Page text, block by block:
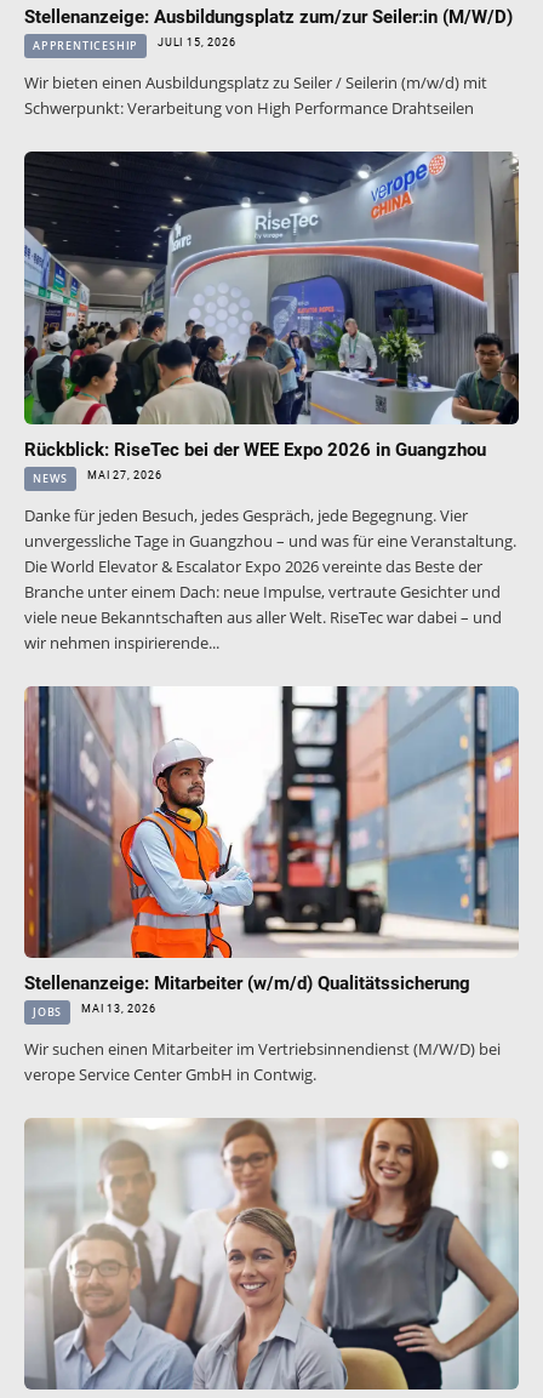
Stellenanzeige: Ausbildungsplatz zum/zur Seiler:in (M/W/D)
APPRENTICESHIP JULI 15, 2026
Wir bieten einen Ausbildungsplatz zu Seiler / Seilerin (m/w/d) mit
Schwerpunkt: Verarbeitung von High Performance Drahtseilen
Rückblick: RiseTec bei der WEE Expo 2026 in Guangzhou
NEWS MAI 27, 2026
Danke für jeden Besuch, jedes Gespräch, jede Begegnung. Vier
unvergessliche Tage in Guangzhou – und was für eine Veranstaltung.
Die World Elevator & Escalator Expo 2026 vereinte das Beste der
Branche unter einem Dach: neue Impulse, vertraute Gesichter und
viele neue Bekanntschaften aus aller Welt. RiseTec war dabei – und
wir nehmen inspirierende...
Stellenanzeige: Mitarbeiter (w/m/d) Qualitätssicherung
JOBS MAI 13, 2026
Wir suchen einen Mitarbeiter im Vertriebsinnendienst (M/W/D) bei
verope Service Center GmbH in Contwig.